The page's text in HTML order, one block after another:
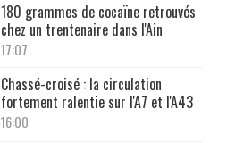
180 grammes de cocaïne retrouvés
chez un trentenaire dans l'Ain
17:07
Chassé-croisé : la circulation
fortement ralentie sur l'A7 et l'A43
16:00